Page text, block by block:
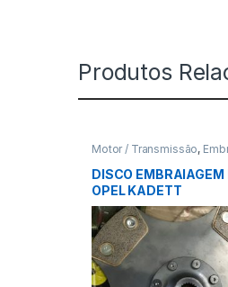
Produtos
Motor / Transmissão,
DISCO EMBRAIAGEM
OPEL KADETT